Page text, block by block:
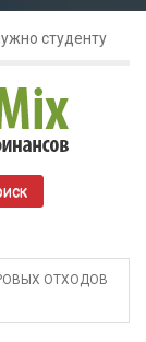
студенту
для
для
ОТХОДОВ